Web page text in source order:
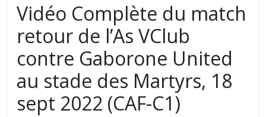
Vidéo Complète du match
retour de l’As VClub
contre Gaborone United
au stade des Martyrs, 18
sept 2022 (CAF-C1)